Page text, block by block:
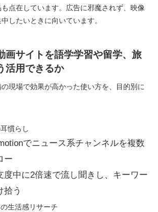
点在しています。広告に邪魔されず、映像
したいときに向いています。
画サイトを語学学習や留学、旅
活用できるか
現場で効果が高かった使い方を、目的別に
慣らし
でニュース系チャンネルを複数
ー
度中に2倍速で流し聞きし、キーワー
拾う
生活感リサーチ